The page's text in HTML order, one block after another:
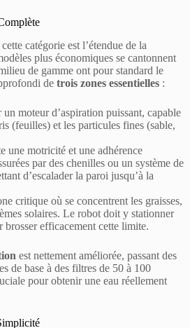
catégorie est l’étendue de la
plus économiques se cantonnent
de gamme ont pour standard le
de trois zones essentielles :
un moteur d’aspiration puissant, capable
(feuilles) et les particules fines (sable,
une motricité et une adhérence
par des chenilles ou un système de
d’escalader la paroi jusqu’à la
critique où se concentrent les graisses,
solaires. Le robot doit y stationner
brosser efficacement cette limite.
est nettement améliorée, passant des
de base à des filtres de 50 à 100
pour obtenir une eau réellement